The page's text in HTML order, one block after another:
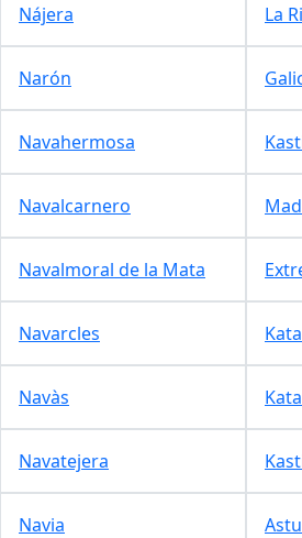
Nájera La
Narón
Navahermosa
Navalcarnero
Navalmoral de la Mata
Navarcles
Navàs
Navatejera
Navia